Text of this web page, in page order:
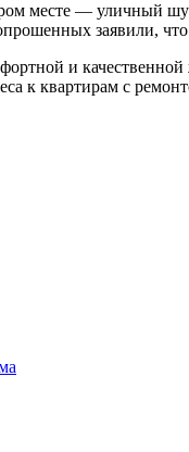
месте — уличный
заявили,
и
к квартирам с